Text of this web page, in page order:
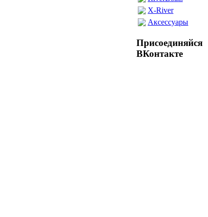
X-River
Аксессуары
Присоединяйся
ВКонтакте